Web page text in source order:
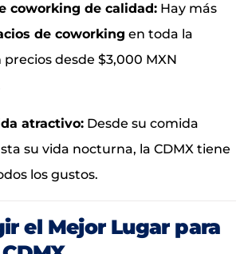
coworking de calidad: Hay más
de coworking en toda la
desde $3,000 MXN
atractivo: Desde su comida
su vida nocturna, la CDMX tiene
los gustos.
el Mejor Lugar para